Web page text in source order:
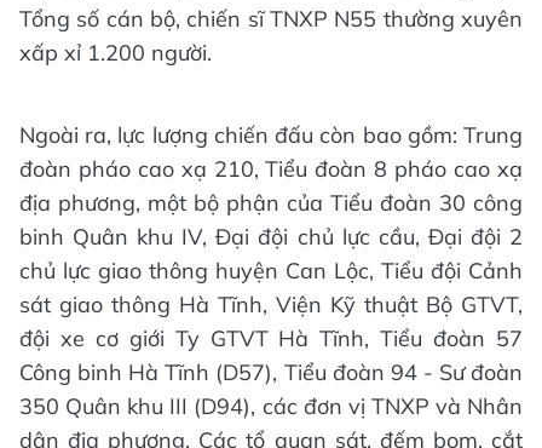
Tổng số cán bộ, chiến sĩ TNXP N55 thường xuyên
xấp xỉ 1.200 người.
Ngoài ra, lực lượng chiến đấu còn bao gồm: Trung
đoàn pháo cao xạ 210, Tiểu đoàn 8 pháo cao xạ
địa phương, một bộ phận của Tiểu đoàn 30 công
binh Quân khu IV, Đại đội chủ lực cầu, Đại đội 2
chủ lực giao thông huyện Can Lộc, Tiểu đội Cảnh
sát giao thông Hà Tĩnh, Viện Kỹ thuật Bộ GTVT,
đội xe cơ giới Ty GTVT Hà Tĩnh, Tiểu đoàn 57
Công binh Hà Tĩnh (D57), Tiểu đoàn 94 - Sư đoàn
350 Quân khu III (D94), các đơn vị TNXP và Nhân
dân địa phương. Các tổ quan sát, đếm bom, cắt